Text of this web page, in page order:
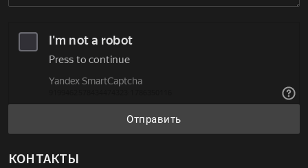
Отправить
КОНТАКТЫ